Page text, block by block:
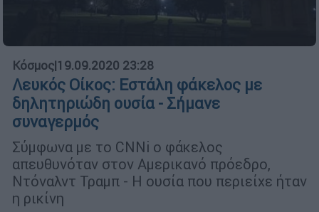
Κόσμος|19.09.2020 23:28
Λευκός Οίκος: Εστάλη φάκελος με
δηλητηριώδη ουσία - Σήμανε
συναγερμός
Σύμφωνα με το CNNi ο φάκελος
απευθυνόταν στον Αμερικανό πρόεδρο,
Ντόναλντ Τραμπ - Η ουσία που περιείχε ήταν
η ρικίνη